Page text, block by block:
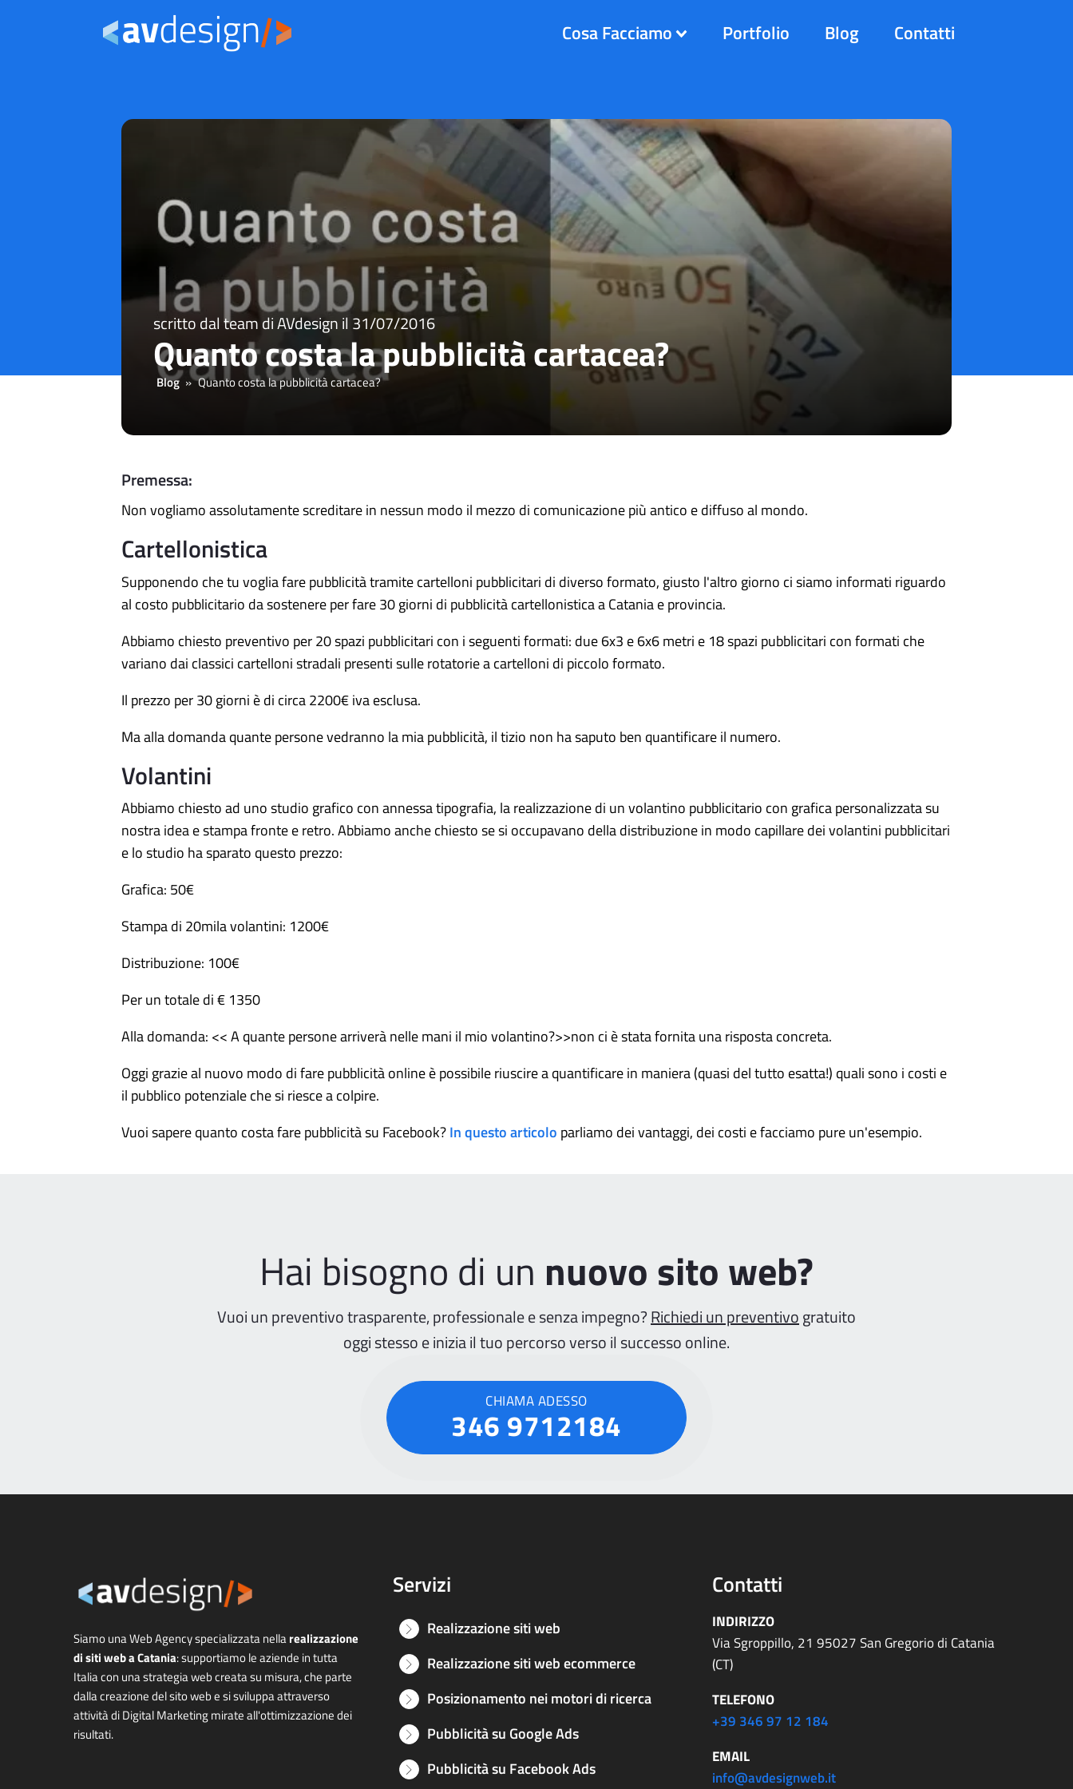
Cosa Facciamo Portfolio Blog Contatti
scritto dal team di AVdesign il 31/07/2016
Quanto costa la pubblicità cartacea?
Blog » Quanto costa la pubblicità cartacea?
Premessa:
Non vogliamo assolutamente screditare in nessun modo il mezzo di comunicazione più antico e diffuso al mondo.
Cartellonistica
Supponendo che tu voglia fare pubblicità tramite cartelloni pubblicitari di diverso formato, giusto l'altro giorno ci siamo informati riguardo
al costo pubblicitario da sostenere per fare 30 giorni di pubblicità cartellonistica a Catania e provincia.
Abbiamo chiesto preventivo per 20 spazi pubblicitari con i seguenti formati: due 6x3 e 6x6 metri e 18 spazi pubblicitari con formati che
variano dai classici cartelloni stradali presenti sulle rotatorie a cartelloni di piccolo formato.
Il prezzo per 30 giorni è di circa 2200€ iva esclusa.
Ma alla domanda quante persone vedranno la mia pubblicità, il tizio non ha saputo ben quantificare il numero.
Volantini
Abbiamo chiesto ad uno studio grafico con annessa tipografia, la realizzazione di un volantino pubblicitario con grafica personalizzata su
nostra idea e stampa fronte e retro. Abbiamo anche chiesto se si occupavano della distribuzione in modo capillare dei volantini pubblicitari
e lo studio ha sparato questo prezzo:
Grafica: 50€
Stampa di 20mila volantini: 1200€
Distribuzione: 100€
Per un totale di € 1350
Alla domanda: << A quante persone arriverà nelle mani il mio volantino?>>non ci è stata fornita una risposta concreta.
Oggi grazie al nuovo modo di fare pubblicità online è possibile riuscire a quantificare in maniera (quasi del tutto esatta!) quali sono i costi e
il pubblico potenziale che si riesce a colpire.
Vuoi sapere quanto costa fare pubblicità su Facebook?In questo articolo parliamo dei vantaggi, dei costi e facciamo pure un'esempio.
Hai bisogno di un nuovo sito web?
Vuoi un preventivo trasparente, professionale e senza impegno?Richiedi un preventivogratuito
oggi stesso e inizia il tuo percorso verso il successo online.
CHIAMA ADESSO
346 9712184
Siamo una Web Agency specializzata nellarealizzazione
di siti web a Catania: supportiamo le aziende in tutta
Italia con una strategia web creata su misura, che parte
dalla creazione del sito web e si sviluppa attraverso
attività di Digital Marketing mirate all'ottimizzazione dei
risultati.
Servizi
Realizzazione siti web
Realizzazione siti web ecommerce
Posizionamento nei motori di ricerca
Pubblicità su Google Ads
Pubblicità su Facebook Ads
Contatti
INDIRIZZO
Via Sgroppillo, 21 95027 San Gregorio di Catania
(CT)
TELEFONO
+39 346 97 12 184
EMAIL
info@avdesignweb.it